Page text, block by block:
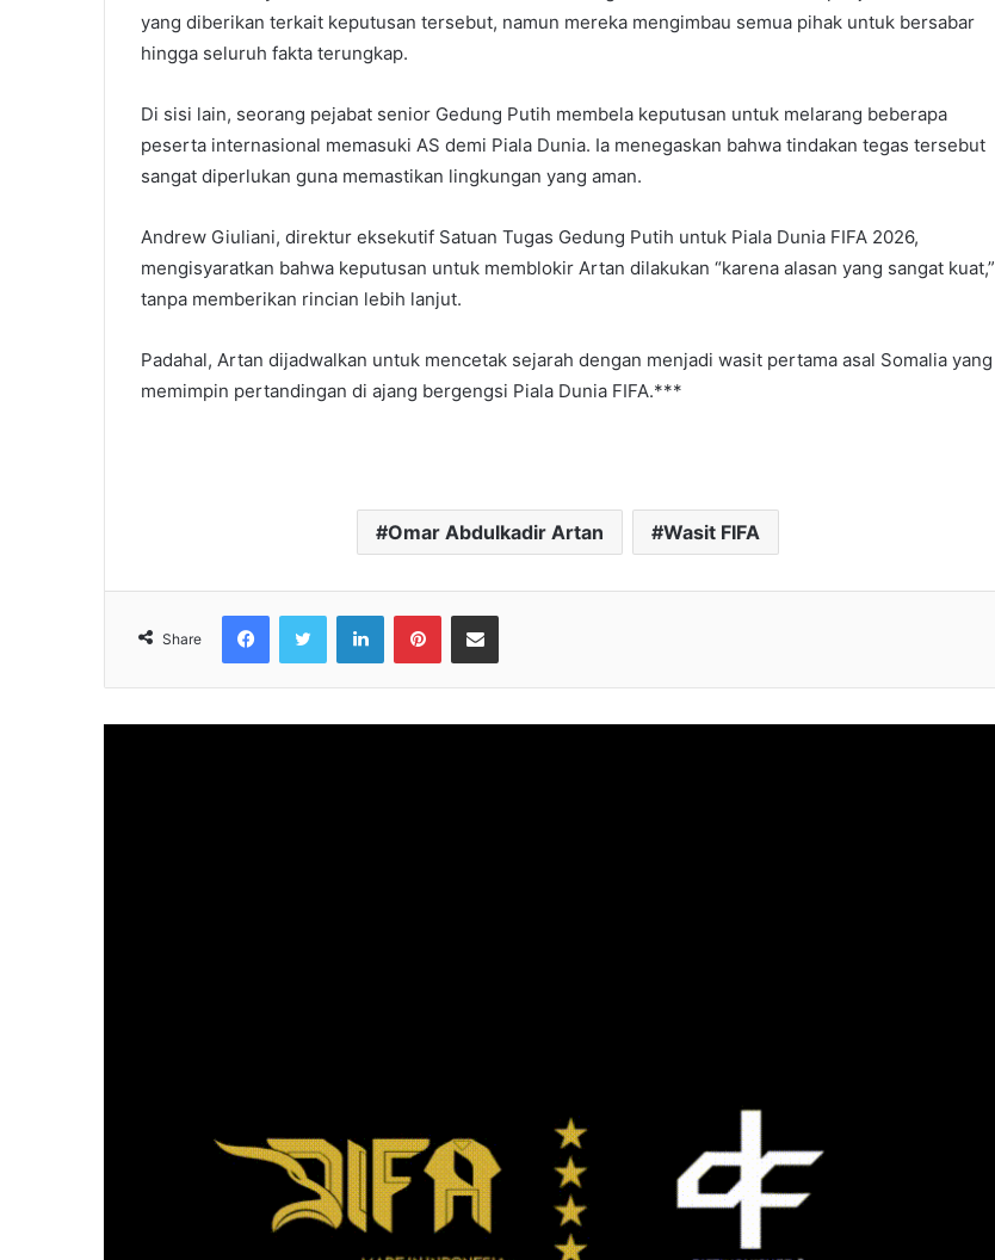
yang diberikan terkait keputusan tersebut, namun mereka mengimbau semua pihak untuk bersabar
hingga seluruh fakta terungkap.
Di sisi lain, seorang pejabat senior Gedung Putih membela keputusan untuk melarang beberapa
peserta internasional memasuki AS demi Piala Dunia. Ia menegaskan bahwa tindakan tegas tersebut
sangat diperlukan guna memastikan lingkungan yang aman.
Andrew Giuliani, direktur eksekutif Satuan Tugas Gedung Putih untuk Piala Dunia FIFA 2026,
mengisyaratkan bahwa keputusan untuk memblokir Artan dilakukan “karena alasan yang sangat kuat,”
tanpa memberikan rincian lebih lanjut.
Padahal, Artan dijadwalkan untuk mencetak sejarah dengan menjadi wasit pertama asal Somalia yang
memimpin pertandingan di ajang bergengsi Piala Dunia FIFA.***
Omar Abdulkadir Artan Wasit FIFA
Share
FacebookTwitter LinkedInPinterestShare via Email